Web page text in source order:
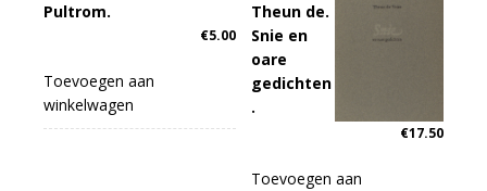
Pultrom.
€5.00
Toevoegen aan
winkelwagen
Theun de.
Snie en
oare
gedichten
.
€17.50
Toevoegen aan